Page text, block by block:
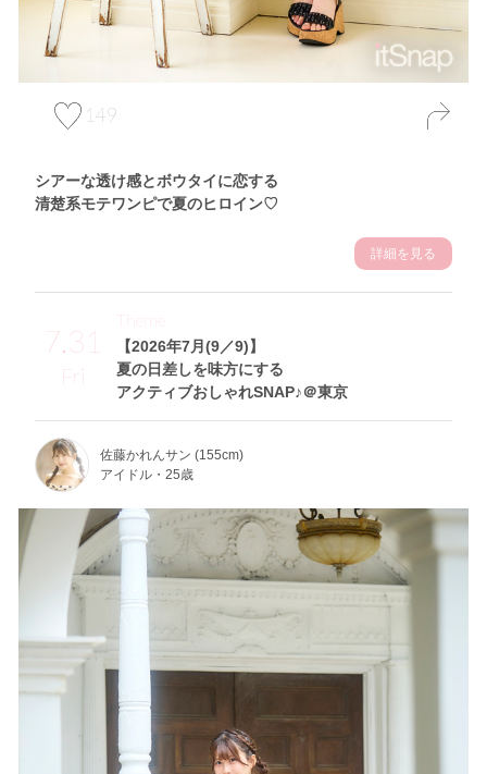
149
シアーな透け感とボウタイに恋する
清楚系モテワンピで夏のヒロイン♡
詳細を見る
7.31
Fri
【2026年7月(9／9)】
夏の日差しを味方にする
アクティブおしゃれSNAP♪＠東京
Theme
佐藤かれんサン (155cm)
アイドル・25歳